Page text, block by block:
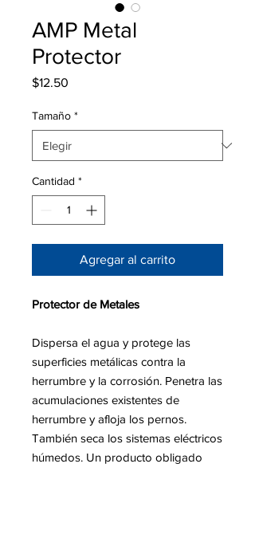
AMP Metal
Protector
$12.50
Tamaño *
Cantidad *
Agregar al carrito
Protector de Metales
Dispersa el agua y protege las
superficies metálicas contra la
herrumbre y la corrosión. Penetra las
acumulaciones existentes de
herrumbre y afloja los pernos.
También seca los sistemas eléctricos
húmedos. Un producto obligado